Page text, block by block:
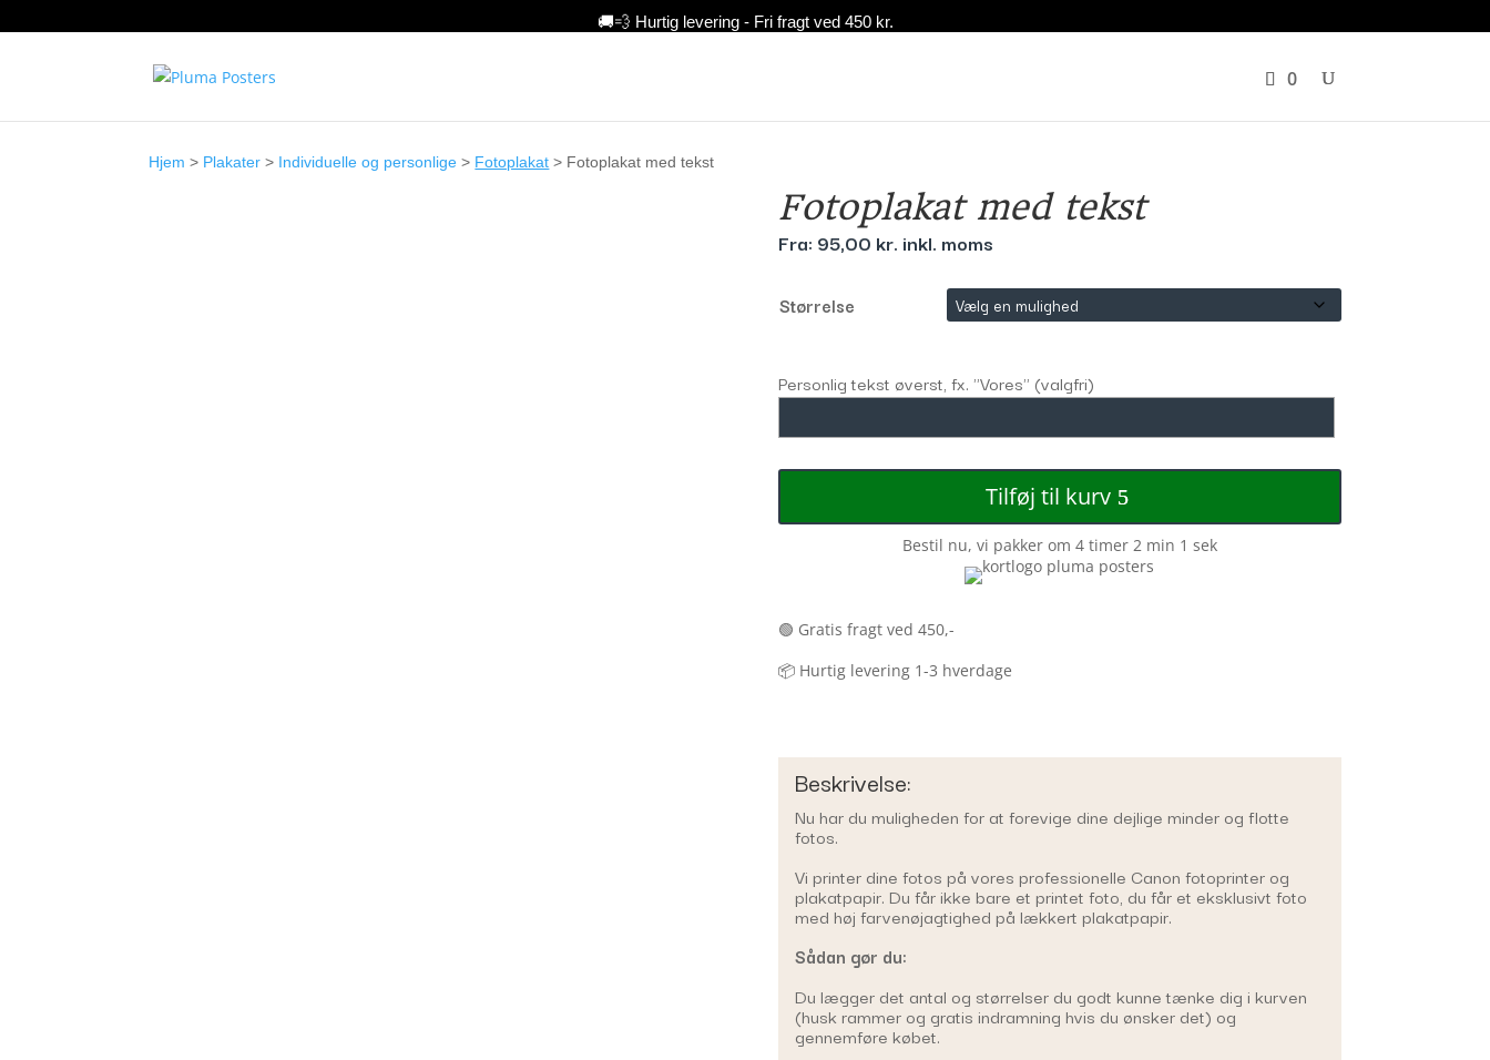
🚚💨 Hurtig levering - Fri fragt ved 450 kr.
0
Hjem > Plakater > Individuelle og personlige > Fotoplakat > Fotoplakat med tekst
Fotoplakat med tekst
Fra: 95,00 kr. inkl. moms
Størrelse
Personlig tekst øverst, fx. "Vores" (valgfri)
Tilføj til kurv
Bestil nu, vi pakker om 4 timer 2 min 1 sek
🟢 Gratis fragt ved 450,-
📦 Hurtig levering 1-3 hverdage
Beskrivelse:
Nu har du muligheden for at forevige dine dejlige minder og flotte
fotos.
Vi printer dine fotos på vores professionelle Canon fotoprinter og
plakatpapir. Du får ikke bare et printet foto, du får et eksklusivt foto
med høj farvenøjagtighed på lækkert plakatpapir.
Sådan gør du:
Du lægger det antal og størrelser du godt kunne tænke dig i kurven
(husk rammer og gratis indramning hvis du ønsker det) og
gennemføre købet.